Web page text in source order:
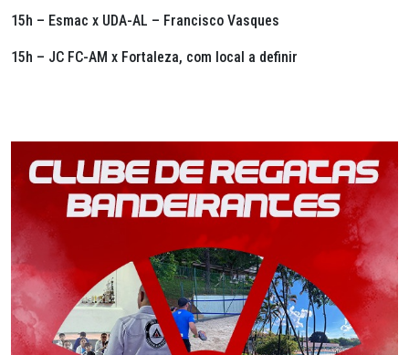
15h – Esmac x UDA-AL – Francisco Vasques
15h – JC FC-AM x Fortaleza, com local a definir